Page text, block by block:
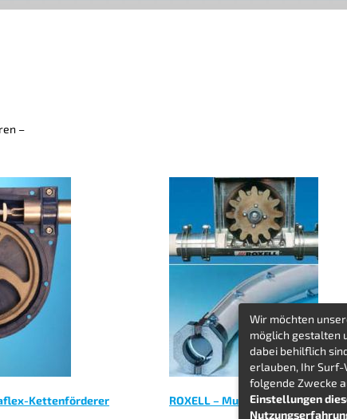
–
Kettenförderer ROXELL – Multiflex-Kreisförderer
Wir möchten
möglich gestalten
dabei behilflich
erlauben, Ihr
folgende Zwecke
Einstellungen